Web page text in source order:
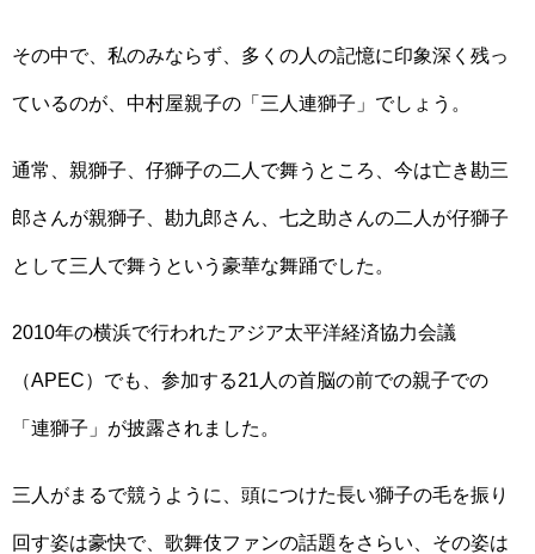
その中で、私のみならず、多くの人の記憶に印象深く残っ
ているのが、中村屋親子の「三人連獅子」でしょう。
通常、親獅子、仔獅子の二人で舞うところ、今は亡き勘三
郎さんが親獅子、勘九郎さん、七之助さんの二人が仔獅子
として三人で舞うという豪華な舞踊でした。
2010年の横浜で行われたアジア太平洋経済協力会議
（APEC）でも、参加する21人の首脳の前での親子での
「連獅子」が披露されました。
三人がまるで競うように、頭につけた長い獅子の毛を振り
回す姿は豪快で、歌舞伎ファンの話題をさらい、その姿は